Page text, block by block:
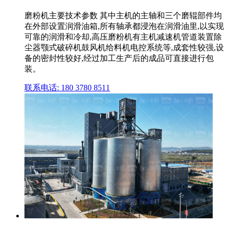
磨粉机主要技术参数 其中主机的主轴和三个磨辊部件均
在外部设置润滑油箱,所有轴承都浸泡在润滑油里,以实现
可靠的润滑和冷却,高压磨粉机有主机减速机管道装置除
尘器颚式破碎机鼓风机给料机电控系统等,成套性较强,设
备的密封性较好,经过加工生产后的成品可直接进行包
装。
联系电话: 180 3780 8511